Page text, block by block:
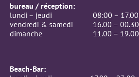
bureau / réception:
lundi – jeudi
08:00 – 17.00
vendredi & samedi
16.00 – 00.30
dimanche
11.00 – 19.00
Beach-Bar: